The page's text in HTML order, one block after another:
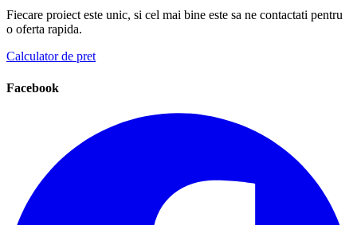
Fiecare proiect este unic, si cel mai bine este sa ne contactati pentru
o oferta rapida.
Calculator de pret
Facebook